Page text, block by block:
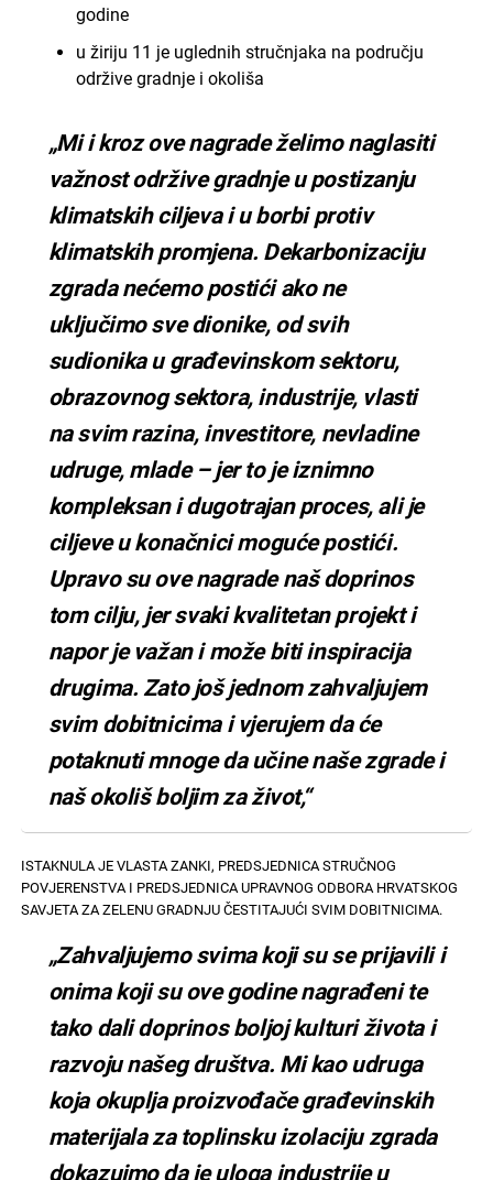
godine
u žiriju 11 je uglednih stručnjaka na području
održive gradnje i okoliša
„Mi i kroz ove nagrade želimo naglasiti
važnost održive gradnje u postizanju
klimatskih ciljeva i u borbi protiv
klimatskih promjena. Dekarbonizaciju
zgrada nećemo postići ako ne
uključimo sve dionike, od svih
sudionika u građevinskom sektoru,
obrazovnog sektora, industrije, vlasti
na svim razina, investitore, nevladine
udruge, mlade – jer to je iznimno
kompleksan i dugotrajan proces, ali je
ciljeve u konačnici moguće postići.
Upravo su ove nagrade naš doprinos
tom cilju, jer svaki kvalitetan projekt i
napor je važan i može biti inspiracija
drugima. Zato još jednom zahvaljujem
svim dobitnicima i vjerujem da će
potaknuti mnoge da učine naše zgrade i
naš okoliš boljim za život,“
ISTAKNULA JE VLASTA ZANKI, PREDSJEDNICA STRUČNOG
POVJERENSTVA I PREDSJEDNICA UPRAVNOG ODBORA HRVATSKOG
SAVJETA ZA ZELENU GRADNJU ČESTITAJUĆI SVIM DOBITNICIMA.
„Zahvaljujemo svima koji su se prijavili i
onima koji su ove godine nagrađeni te
tako dali doprinos boljoj kulturi života i
razvoju našeg društva. Mi kao udruga
koja okuplja proizvođače građevinskih
materijala za toplinsku izolaciju zgrada
dokazujmo da je uloga industrije u